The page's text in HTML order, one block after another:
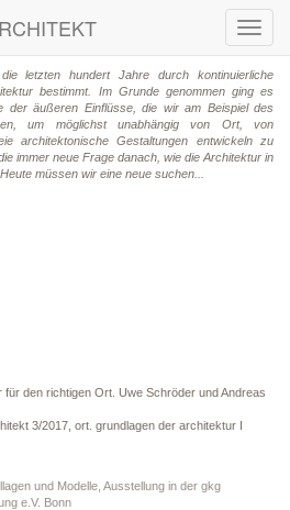
letzten hundert Jahre durch kontinuierliche
bestimmt. Im Grunde genommen ging es
der äußeren Einflüsse, die wir am Beispiel des
um möglichst unabhängig von Ort, von
architektonische Gestaltungen entwickeln zu
immer neue Frage danach, wie die Architektur in
müssen wir eine neue suchen...
den richtigen Ort. Uwe Schröder und Andreas
3/2017, ort. grundlagen der architektur I
und Modelle, Ausstellung in der gkg
e.V. Bonn